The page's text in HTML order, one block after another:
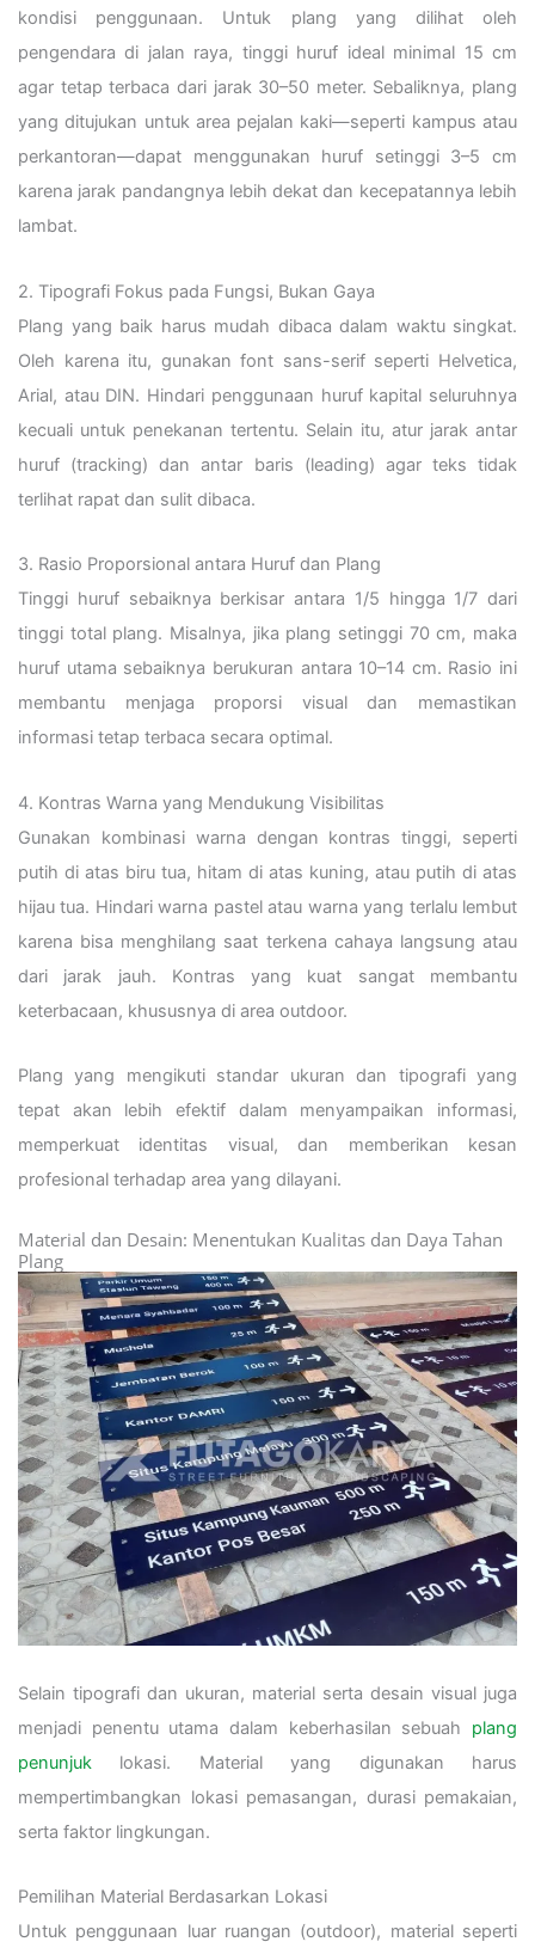
kondisi penggunaan. Untuk plang yang dilihat oleh
pengendara di jalan raya, tinggi huruf ideal minimal 15 cm
agar tetap terbaca dari jarak 30–50 meter. Sebaliknya, plang
yang ditujukan untuk area pejalan kaki—seperti kampus atau
perkantoran—dapat menggunakan huruf setinggi 3–5 cm
karena jarak pandangnya lebih dekat dan kecepatannya lebih
lambat.
2. Tipografi Fokus pada Fungsi, Bukan Gaya
Plang yang baik harus mudah dibaca dalam waktu singkat.
Oleh karena itu, gunakan font sans-serif seperti Helvetica,
Arial, atau DIN. Hindari penggunaan huruf kapital seluruhnya
kecuali untuk penekanan tertentu. Selain itu, atur jarak antar
huruf (tracking) dan antar baris (leading) agar teks tidak
terlihat rapat dan sulit dibaca.
3. Rasio Proporsional antara Huruf dan Plang
Tinggi huruf sebaiknya berkisar antara 1/5 hingga 1/7 dari
tinggi total plang. Misalnya, jika plang setinggi 70 cm, maka
huruf utama sebaiknya berukuran antara 10–14 cm. Rasio ini
membantu menjaga proporsi visual dan memastikan
informasi tetap terbaca secara optimal.
4. Kontras Warna yang Mendukung Visibilitas
Gunakan kombinasi warna dengan kontras tinggi, seperti
putih di atas biru tua, hitam di atas kuning, atau putih di atas
hijau tua. Hindari warna pastel atau warna yang terlalu lembut
karena bisa menghilang saat terkena cahaya langsung atau
dari jarak jauh. Kontras yang kuat sangat membantu
keterbacaan, khususnya di area outdoor.
Plang yang mengikuti standar ukuran dan tipografi yang
tepat akan lebih efektif dalam menyampaikan informasi,
memperkuat identitas visual, dan memberikan kesan
profesional terhadap area yang dilayani.
Material dan Desain: Menentukan Kualitas dan Daya Tahan
Plang
Selain tipografi dan ukuran, material serta desain visual juga
menjadi penentu utama dalam keberhasilan sebuah plang
penunjuk lokasi. Material yang digunakan harus
mempertimbangkan lokasi pemasangan, durasi pemakaian,
serta faktor lingkungan.
Pemilihan Material Berdasarkan Lokasi
Untuk penggunaan luar ruangan (outdoor), material seperti